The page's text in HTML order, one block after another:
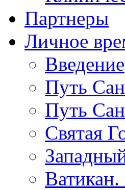
Партнеры
Личное
Введение
Путь
Путь
Святая